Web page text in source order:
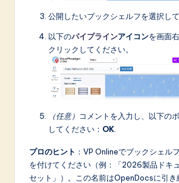
公開したいブックシェルフを選択して
以下のパイプラインアイコンを画面
クリックしてください。
（任意） コメントを入力し、以下の
してください： OK
プロのヒント ：VP Onlineでブックシェル
を付けてください（例：「2026製品ドキ
セット」）。この名前はOpenDocsに引き